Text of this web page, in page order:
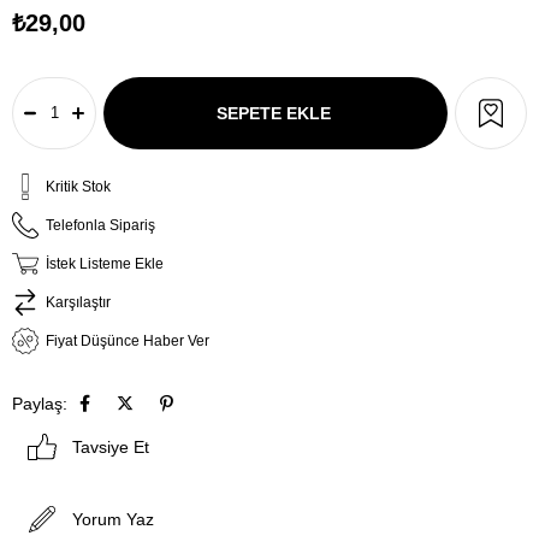
₺29,00
Kritik Stok
Telefonla Sipariş
İstek Listeme Ekle
Karşılaştır
Fiyat Düşünce Haber Ver
Paylaş:
Tavsiye Et
Yorum Yaz